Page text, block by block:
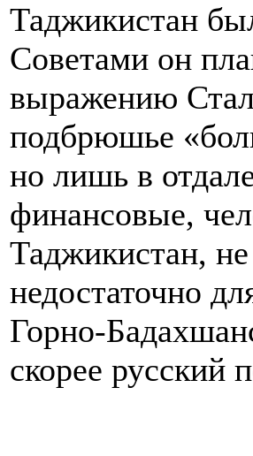
Таджикистан
Советами он
выражению
подбрюшье
но лишь в
финансовые,
Таджикистан,
недостаточно
Горно-
скорее русский